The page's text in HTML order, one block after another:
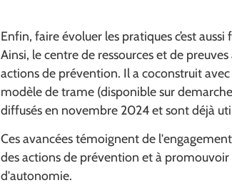
Enfin, faire évoluer les pratiques c’est
Ainsi, le centre de ressources et de
actions de prévention. Il a coconstruit
modèle de trame (disponible sur
diffusés en novembre 2024 et sont déjà
Ces avancées témoignent de
des actions de prévention et à
d'autonomie.